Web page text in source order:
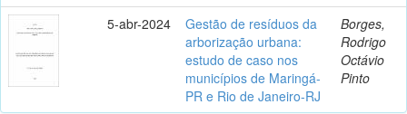
5-abr-2024
Gestão de resíduos da
arborização urbana:
estudo de caso nos
municípios de Maringá-
PR e Rio de Janeiro-RJ
Borges,
Rodrigo
Octávio
Pinto